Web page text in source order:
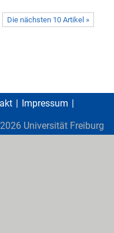
Die nächsten 10 Artikel »
Impressum
2026 Universität Freiburg